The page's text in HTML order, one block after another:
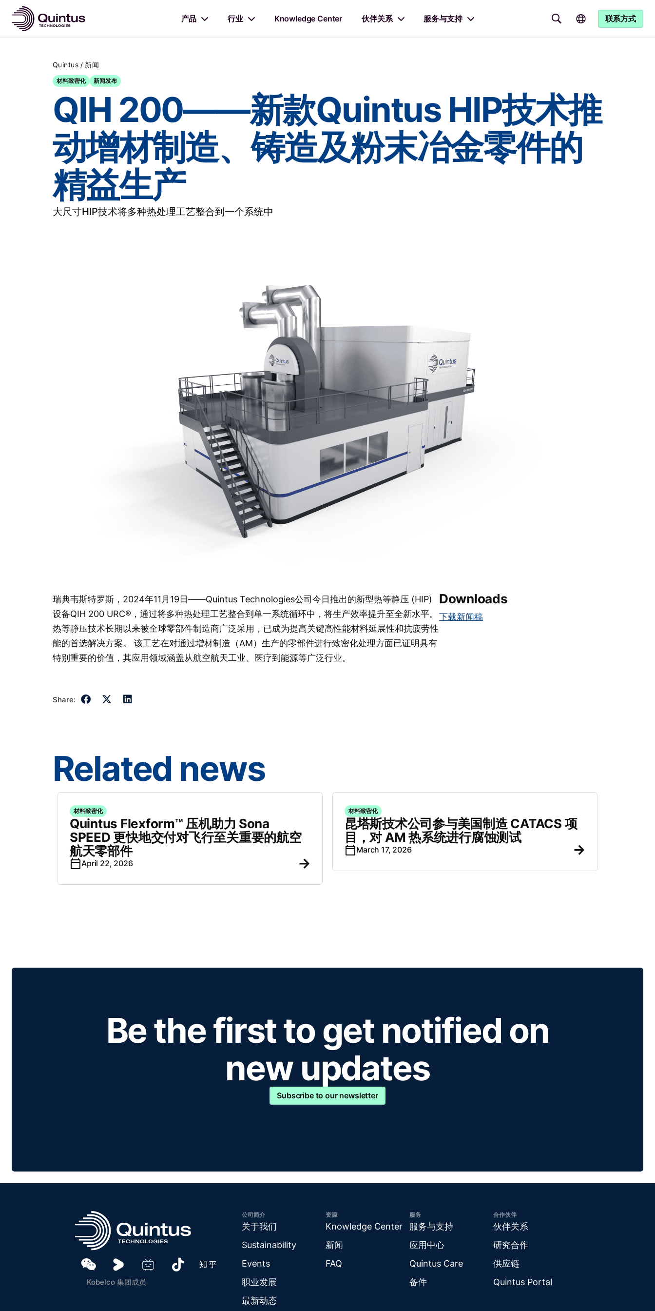
产品 行业 Knowledge Center 伙伴关系 服务与支持 联系方式
Quintus / 新闻
材料致密化 新闻发布
QIH 200——新款Quintus HIP技术推
动增材制造、铸造及粉末冶金零件的
精益生产
大尺寸HIP技术将多种热处理工艺整合到一个系统中
瑞典韦斯特罗斯，2024年11月19日——Quintus Technologies公司今日推出的新型热等静压 (HIP)
设备QIH 200 URC®，通过将多种热处理工艺整合到单一系统循环中，将生产效率提升至全新水平。
热等静压技术长期以来被全球零部件制造商广泛采用，已成为提高关键高性能材料延展性和抗疲劳性
能的首选解决方案。 该工艺在对通过增材制造（AM）生产的零部件进行致密化处理方面已证明具有
特别重要的价值，其应用领域涵盖从航空航天工业、医疗到能源等广泛行业。
Downloads
下载新闻稿
Share:
Related news
材料致密化
Quintus Flexform™ 压机助力 Sona
SPEED 更快地交付对飞行至关重要的航空
航天零部件
April 22, 2026
材料致密化
昆塔斯技术公司参与美国制造 CATACS 项
目，对 AM 热系统进行腐蚀测试
March 17, 2026
Be the first to get notified on
new updates
Subscribe to our newsletter
Kobelco 集团成员
公司简介
关于我们
Sustainability
Events
职业发展
最新动态
资源
Knowledge Center
新闻
FAQ
服务
服务与支持
应用中心
Quintus Care
备件
合作伙伴
伙伴关系
研究合作
供应链
Quintus Portal